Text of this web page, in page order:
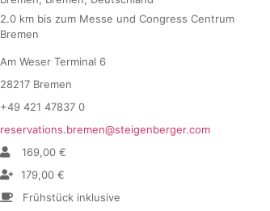
2.0 km bis zum Messe und Congress Centrum
Bremen
Am Weser Terminal 6
28217 Bremen
+49 421 47837 0
reservations.bremen@steigenberger.com
169,00 €
179,00 €
Frühstück inklusive